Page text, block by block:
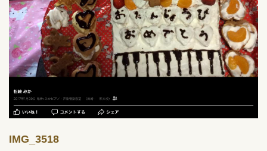
IMG_3518